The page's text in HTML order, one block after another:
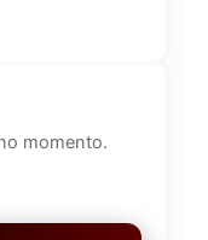
momento.